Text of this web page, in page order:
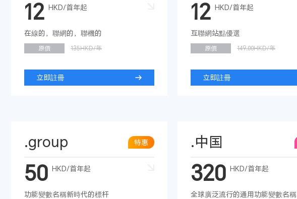
12 HKD/首年起
在線的，聯網的，聯機的
原價 135HKD/年
立即註冊
12 HKD/首年起
互聯網站點優選
原價 149.00HKD/年
立即註冊
.group 特惠
50 HKD/首年起
功能變數名稱新時代的標杆
.中国
320 HKD/首年起
全球廣泛流行的通用功能變數名稱